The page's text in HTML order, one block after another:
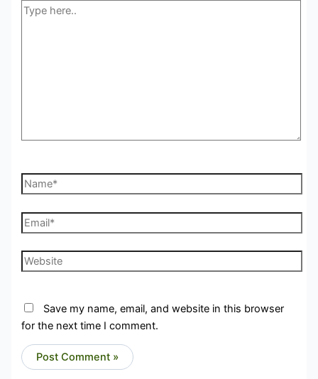
Type
Name*
Email*
Website
Save my name, email, and website in this browser
for the next time I comment.